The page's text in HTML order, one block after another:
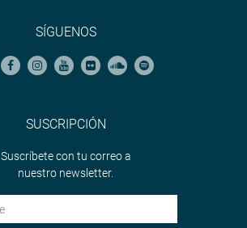
SÍGUENOS
SUSCRIPCIÓN
Suscríbete con tu correo a
nuestro newsletter.